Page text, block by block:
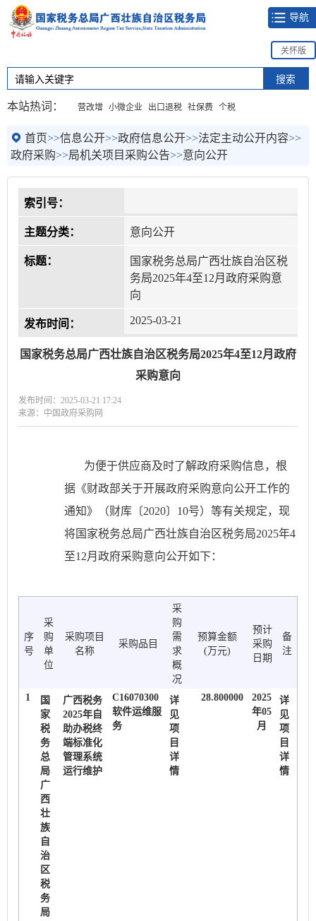
导航
关怀版
本站热词： 营改增 小微企业 出口退税 社保费 个税
首页>>信息公开>>政府信息公开>>法定主动公开内容>>
政府采购>>局机关项目采购公告>>意向公开
索引号：
主题分类： 意向公开
标题：
国家税务总局广西壮族自治区税
务局2025年4至12月政府采购意
向
发布时间： 2025-03-21
国家税务总局广西壮族自治区税务局2025年4至12月政府
采购意向
发布时间：2025-03-21 17:24
来源：中国政府采购网
为便于供应商及时了解政府采购信息，根
据《财政部关于开展政府采购意向公开工作的
通知》（财库〔2020〕10号）等有关规定，现
将国家税务总局广西壮族自治区税务局2025年4
至12月政府采购意向公开如下：
序
号
采
购
单
位
采购项目
名称
采购品目
采
购
需
求
概
况
预算金额
(万元)
预计
采购
日期
备
注
1
国
家
税
务
总
局
广
西
壮
族
自
治
区
税
务
局
广西税务
2025年自
助办税终
端标准化
管理系统
运行维护
C16070300
软件运维服
务
详
见
项
目
详
情
28.800000
2025
年05
月
详
见
项
目
详
情